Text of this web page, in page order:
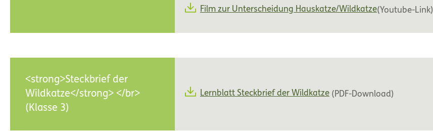
Film zur Unterscheidung Hauskatze/Wildkatze(Youtube-Link)
<strong>Steckbrief der
Wildkatze</strong> </br>
(Klasse 3)
Lernblatt Steckbrief der Wildkatze (PDF-Download)